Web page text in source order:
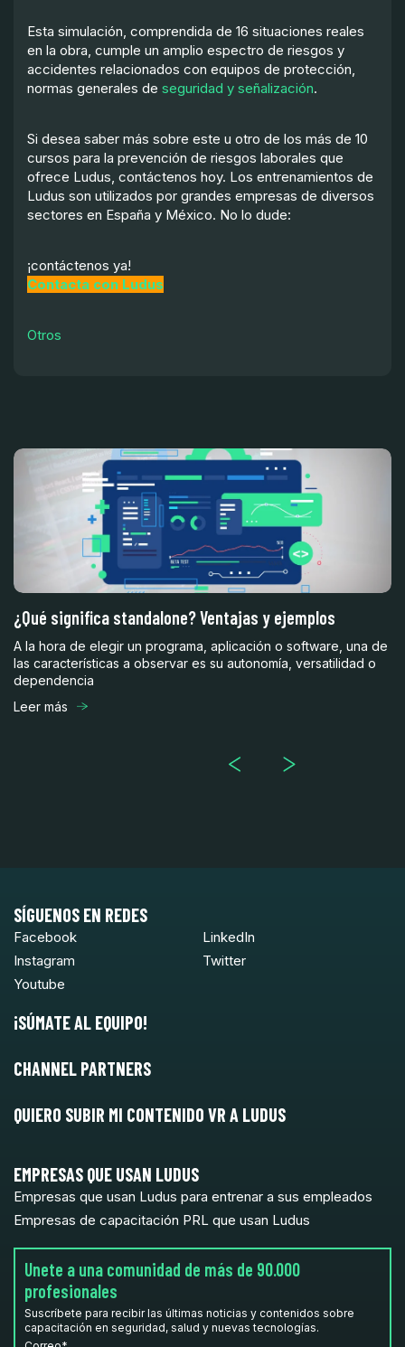
Esta simulación, comprendida de 16 situaciones reales
en la obra, cumple un amplio espectro de riesgos y
accidentes relacionados con equipos de protección,
normas generales de seguridad y señalización.
Si desea saber más sobre este u otro de los más de 10
cursos para la prevención de riesgos laborales que
ofrece Ludus, contáctenos hoy. Los entrenamientos de
Ludus son utilizados por grandes empresas de diversos
sectores en España y México. No lo dude:
¡contáctenos ya!
Contacta con Ludus
Otros
¿Qué significa standalone? Ventajas y ejemplos
A la hora de elegir un programa, aplicación o software, una de
las características a observar es su autonomía, versatilidad o
dependencia
Leer más
SÍGUENOS EN REDES
Facebook
LinkedIn
Instagram
Twitter
Youtube
¡SÚMATE AL EQUIPO!
CHANNEL PARTNERS
QUIERO SUBIR MI CONTENIDO VR A LUDUS
EMPRESAS QUE USAN LUDUS
Empresas que usan Ludus para entrenar a sus empleados
Empresas de capacitación PRL que usan Ludus
Unete a una comunidad de más de 90.000
profesionales
Suscríbete para recibir las últimas noticias y contenidos sobre
capacitación en seguridad, salud y nuevas tecnologías.